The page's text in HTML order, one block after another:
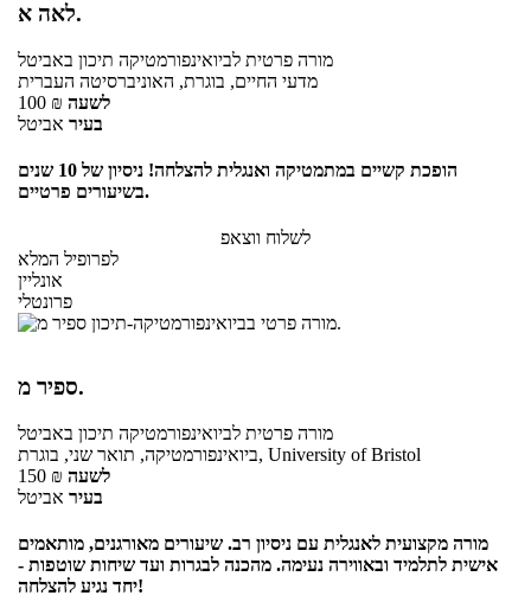
לאה א.
מורה פרטית לביואינפורמטיקה תיכון באביטל
מדעי החיים, בוגרת, האוניברסיטה העברית
100 ₪ לשעה
בעיר אביטל
הופכת קשיים במתמטיקה ואנגלית להצלחה! ניסיון של 10 שנים
בשיעורים פרטיים.
לשלוח ווצאפ
לפרופיל המלא
אונליין
פרונטלי
ספיר מ.
מורה פרטית לביואינפורמטיקה תיכון באביטל
ביואינפורמטיקה, תואר שני, בוגרת, University of Bristol
150 ₪ לשעה
בעיר אביטל
מורה מקצועית לאנגלית עם ניסיון רב. שיעורים מאורגנים, מותאמים
אישית לתלמיד ובאווירה נעימה. מהכנה לבגרות ועד שיחות שוטפות -
יחד נגיע להצלחה!